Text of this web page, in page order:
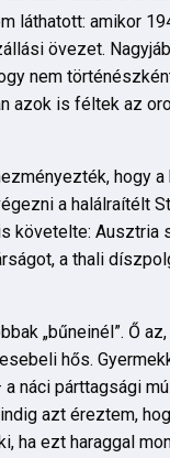
láthatott: amikor
övezet.
nem
azok is féltek az
hogy
a halálraítélt
követelte: Ausztria
a thali
„bűneinél”. Ő
hős.
náci párttagsági
azt éreztem,
ha ezt haraggal